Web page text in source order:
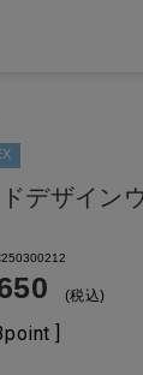
デザイン
税込
point ]